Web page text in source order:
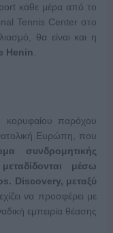
κάθε μέρα από το
Tennis Center στο
θα είναι και η
Henin
κορυφαίου παρόχου
Ευρώπη, που
συνδρομητικής
μέσω
Discovery, μεταξύ
να προσφέρει με
εμπειρία θέασης